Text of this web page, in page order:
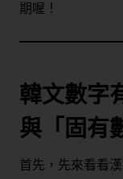
期喔！
韓文數字
與「固有
首先，先來看看